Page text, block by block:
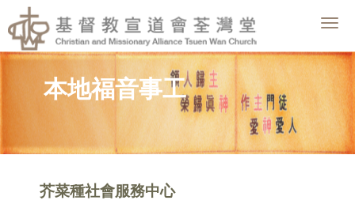
本地福音事工
芥菜種社會服務中心